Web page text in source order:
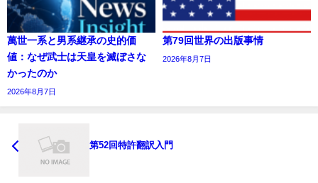
萬世一系と男系継承の史的価
値：なぜ武士は天皇を滅ぼさな
かったのか
2026年8月7日
第79回世界の出版事情
2026年8月7日
第52回特許翻訳入門